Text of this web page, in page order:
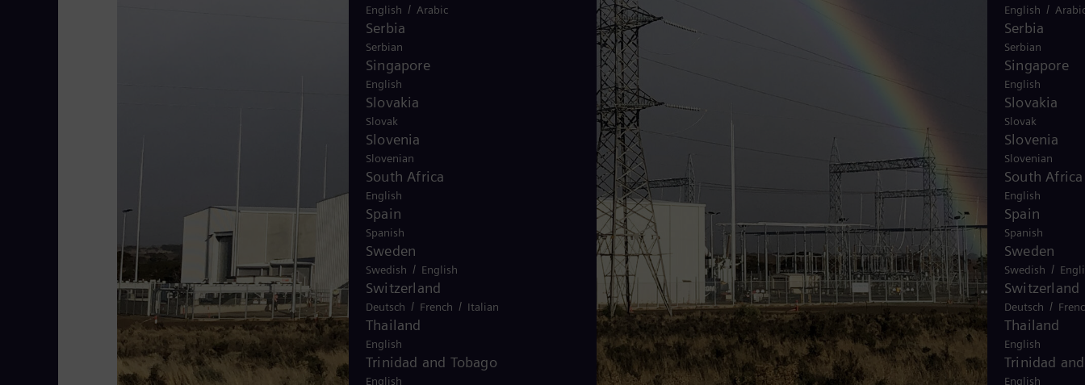
English /
Serbia
Serbian
Singapore
English
Slovakia
Slovak
Slovenia
Slovenian
South Africa
English
Spain
Spanish
Sweden
Swedish /
Switzerland
Deutsch /
Thailand
English
Trinidad
English
English / Arabic
Serbia
Serbian
Singapore
English
Slovakia
Slovak
Slovenia
Slovenian
South Africa
English
Spain
Spanish
Sweden
Swedish / English
Switzerland
Deutsch / French / Italian
Thailand
English
Trinidad and Tobago
English